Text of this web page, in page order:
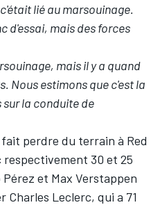
lié au marsouinage.
d'essai, mais des forces
mais il y a quand
Nous estimons que c'est la
la conduite de
perdre du terrain à Red
30 et 25
Pérez et Max Verstappen
Charles Leclerc, qui a 71